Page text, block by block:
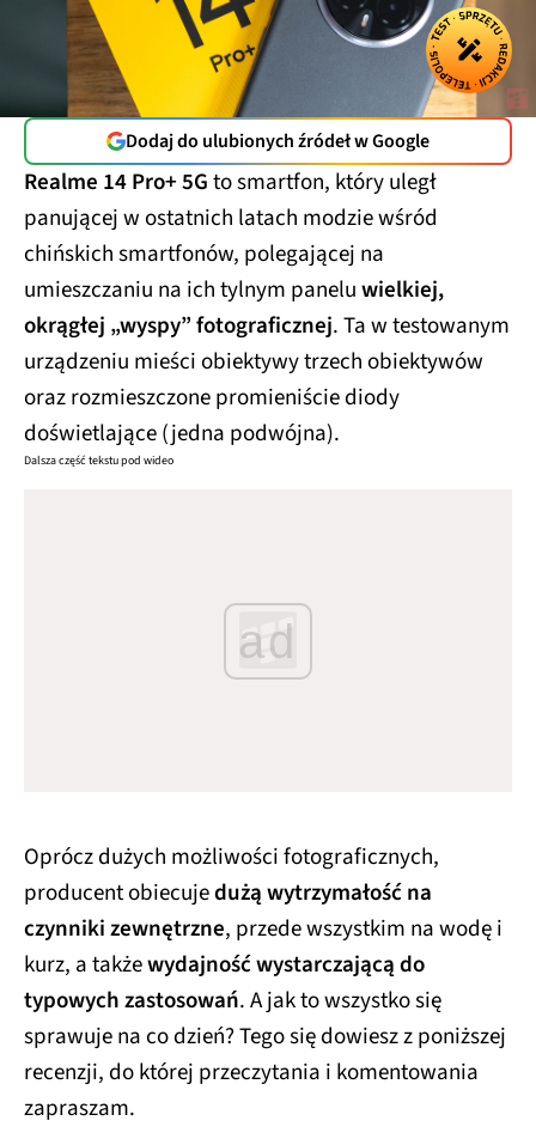
Dodaj do ulubionych źródeł w Google
Realme 14 Pro+ 5Gto smartfon, który uległ
panującej w ostatnich latach modzie wśród
chińskich smartfonów, polegającej na
umieszczaniu na ich tylnym paneluwielkiej,
okrągłej „wyspy” fotograficznej. Ta w testowanym
urządzeniu mieści obiektywy trzech obiektywów
oraz rozmieszczone promieniście diody
doświetlające (jedna podwójna).
Dalsza część tekstu pod wideo
ad
Oprócz dużych możliwości fotograficznych,
producent obiecujedużą wytrzymałość na
czynniki zewnętrzne, przede wszystkim na wodę i
kurz, a takżewydajność wystarczającą do
typowych zastosowań. A jak to wszystko się
sprawuje na co dzień? Tego się dowiesz z poniższej
recenzji, do której przeczytania i komentowania
zapraszam.